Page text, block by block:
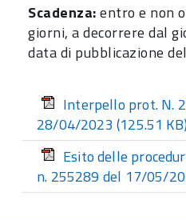
Scadenza:entro e non
giorni, a decorrere dal
data di pubblicazione
Interpello prot. N.
28/04/2023 (125.51 KB)
Esito delle
n. 255289 del 17/05/